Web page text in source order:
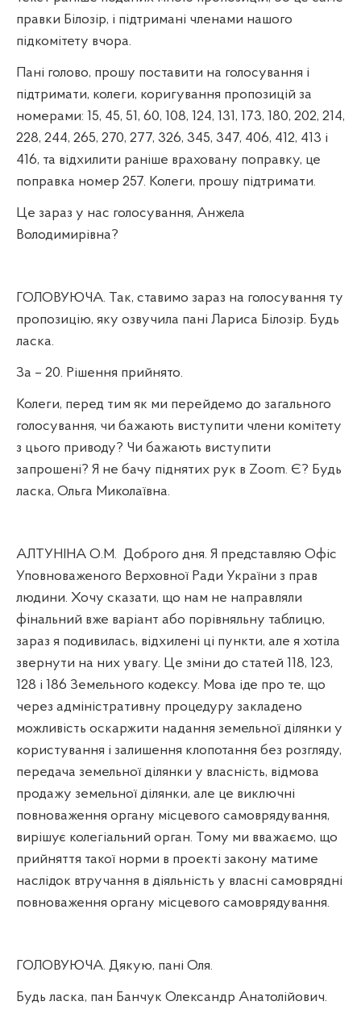
правки Білозір, і підтримані членами нашого
підкомітету вчора.
Пані голово, прошу поставити на голосування і
підтримати, колеги, коригування пропозицій за
номерами: 15, 45, 51, 60, 108, 124, 131, 173, 180, 202, 214,
228, 244, 265, 270, 277, 326, 345, 347, 406, 412, 413 і
416, та відхилити раніше враховану поправку, це
поправка номер 257. Колеги, прошу підтримати.
Це зараз у нас голосування, Анжела
Володимирівна?
ГОЛОВУЮЧА. Так, ставимо зараз на голосування ту
пропозицію, яку озвучила пані Лариса Білозір. Будь
ласка.
За – 20. Рішення прийнято.
Колеги, перед тим як ми перейдемо до загального
голосування, чи бажають виступити члени комітету
з цього приводу? Чи бажають виступити
запрошені? Я не бачу піднятих рук в Zoom. Є? Будь
ласка, Ольга Миколаївна.
АЛТУНІНА О.М. Доброго дня. Я представляю Офіс
Уповноваженого Верховної Ради України з прав
людини. Хочу сказати, що нам не направляли
фінальний вже варіант або порівняльну таблицю,
зараз я подивилась, відхилені ці пункти, але я хотіла
звернути на них увагу. Це зміни до статей 118, 123,
128 і 186 Земельного кодексу. Мова іде про те, що
через адміністративну процедуру закладено
можливість оскаржити надання земельної ділянки у
користування і залишення клопотання без розгляду,
передача земельної ділянки у власність, відмова
продажу земельної ділянки, але це виключні
повноваження органу місцевого самоврядування,
вирішує колегіальний орган. Тому ми вважаємо, що
прийняття такої норми в проекті закону матиме
наслідок втручання в діяльність у власні самоврядні
повноваження органу місцевого самоврядування.
ГОЛОВУЮЧА. Дякую, пані Оля.
Будь ласка, пан Банчук Олександр Анатолійович.